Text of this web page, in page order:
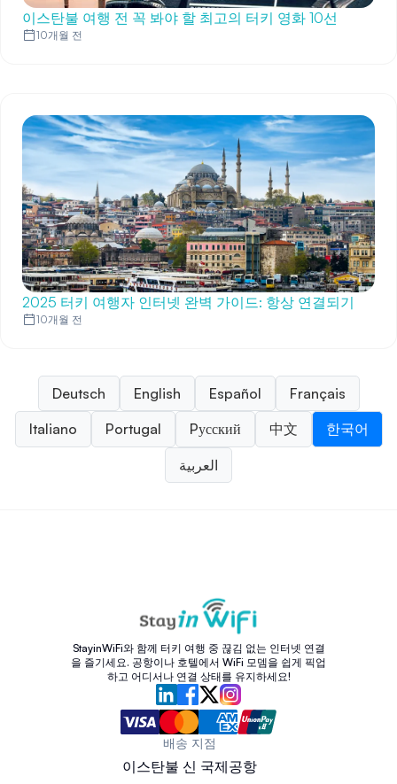
이스탄불 여행 전 꼭 봐야 할 최고의 터키 영화 10선
10개월 전
2025 터키 여행자 인터넷 완벽 가이드: 항상 연결되기
10개월 전
Deutsch English Español
Français
Italiano
Portugal Pусский 中文 한국어
العربية
StayinWiFi와 함께 터키 여행 중 끊김 없는 인터넷 연결
을 즐기세요. 공항이나 호텔에서 WiFi 모뎀을 쉽게 픽업
하고 어디서나 연결 상태를 유지하세요!
배송 지점
이스탄불 신 국제공항